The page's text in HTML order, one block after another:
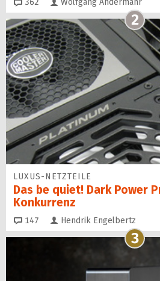
362 Wolfgang Andermahr
2
LUXUS-NETZTEILE
Das be quiet! Dark Power
Konkurrenz
147 Kommentare
Hendrik Engelbertz
3